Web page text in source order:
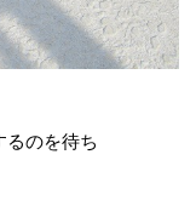
るのを待ち